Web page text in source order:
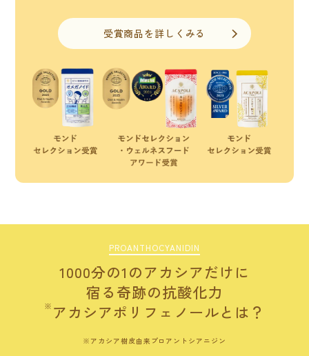
受賞商品を詳しくみる
PROANTHOCYANIDIN
1000分の1のアカシアだけに
宿る 奇跡の抗酸化力
※ アカシアポリフェノールとは？
アカシア樹皮由来プロアントシアニジン